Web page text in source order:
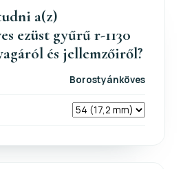
a(z)
ezüst gyűrű r-1130
és jellemzőiről?
Borostyánköves